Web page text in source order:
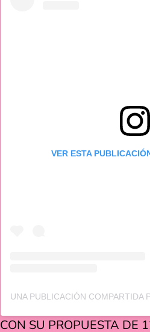
VER ESTA
CON SU PROPUESTA DE